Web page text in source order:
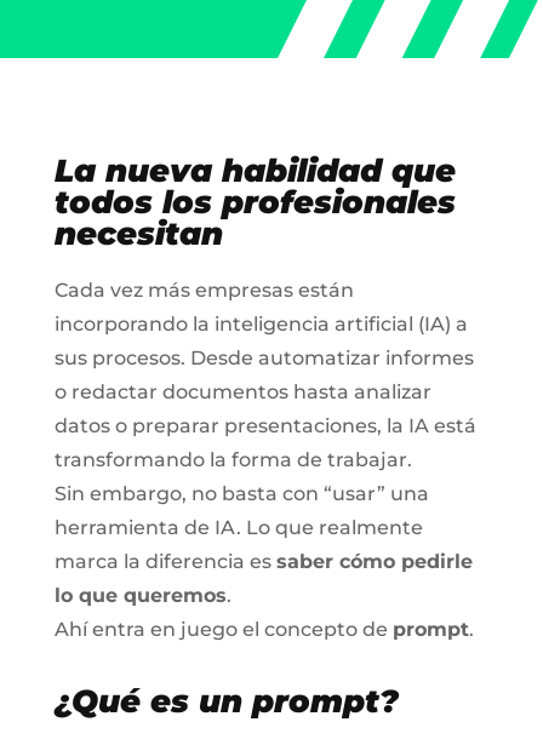
La nueva habilidad que
todos los profesionales
necesitan
Cada vez más empresas están
incorporando la inteligencia artificial (IA) a
sus procesos. Desde automatizar informes
o redactar documentos hasta analizar
datos o preparar presentaciones, la IA está
transformando la forma de trabajar.
Sin embargo, no basta con “usar” una
herramienta de IA. Lo que realmente
marca la diferencia es saber cómo pedirle
lo que queremos.
Ahí entra en juego el concepto de prompt.
¿Qué es un prompt?